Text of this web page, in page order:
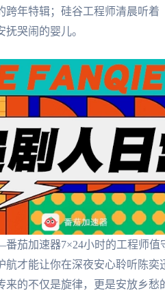
跨年特辑；硅谷工程师清晨听
哭闹的婴儿。
茄加速器7×24小时的工程师值
才能让你在深夜安心聆听陈奕
的不仅是旋律，更是安放乡愁